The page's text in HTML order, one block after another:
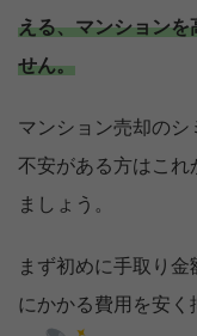
える、マンションを
せん。
マンション売却のシ
不安がある方はこれ
ましょう。
まず初めに手取り
にかかる費用を安く